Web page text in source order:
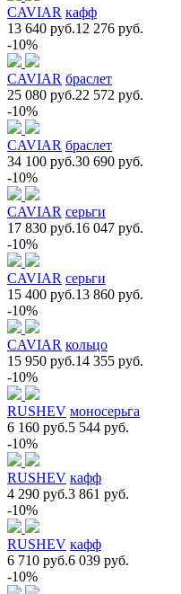
CAVIAR кафф
13 640 руб.12 276 руб.
-10%
CAVIAR браслет
25 080 руб.22 572 руб.
-10%
CAVIAR браслет
34 100 руб.30 690 руб.
-10%
CAVIAR серьги
17 830 руб.16 047 руб.
-10%
CAVIAR серьги
15 400 руб.13 860 руб.
-10%
CAVIAR кольцо
15 950 руб.14 355 руб.
-10%
RUSHEV моносерьга
6 160 руб.5 544 руб.
-10%
RUSHEV кафф
4 290 руб.3 861 руб.
-10%
RUSHEV кафф
6 710 руб.6 039 руб.
-10%